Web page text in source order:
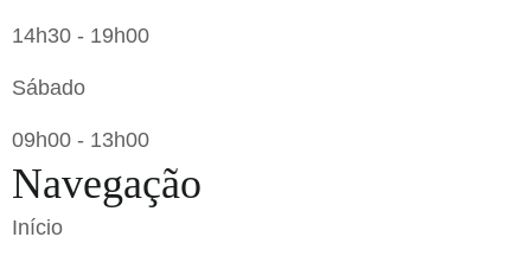
14h30 - 19h00
Sábado
09h00 - 13h00
Navegação
Início